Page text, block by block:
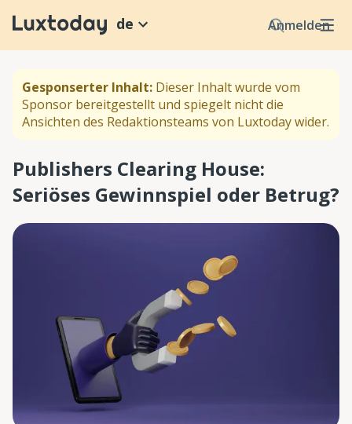
Anmelden
de
Gesponserter Inhalt: Dieser Inhalt wurde vom
Sponsor bereitgestellt und spiegelt nicht die
Ansichten des Redaktionsteams von Luxtoday wider.
Publishers Clearing House:
Seriöses Gewinnspiel oder Betrug?